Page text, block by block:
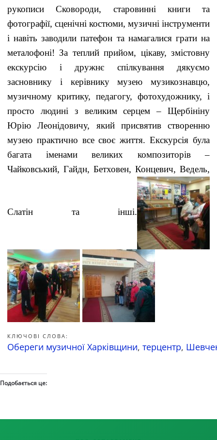
рукописи Сковороди, старовинні книги та
фотографії, сценічні костюми, музичні інструменти
і навіть заводили патефон та намагалися грати на
металофоні! За теплий прийом, цікаву, змістовну
екскурсію і дружнє спілкування дякуємо
засновнику і керівнику музею музикознавцю,
музичному критику, педагогу, фотохудожнику, і
просто людині з великим серцем – Щербініну
Юрію Леонідовичу, який присвятив створенню
музею практично все своє життя. Екскурсія була
багата іменами великих композиторів –
Чайковський, Гайдн, Бетховен, Концевич, Ведель,
Слатін та інші.
КЛЮЧОВІ СЛОВА:
Обереги музичної Харківщини, терцентр,
Подобається це: